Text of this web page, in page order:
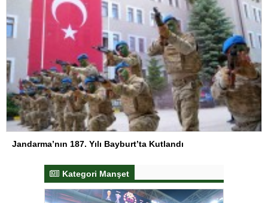
Jandarma’nın 187. Yılı Bayburt’ta Kutlandı
Kategori Manşet